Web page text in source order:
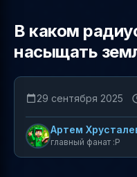
В каком
насыщать
29 сентября 2025
Артем
главный фанат :P